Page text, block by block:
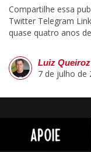
Compartilhe essa
Twitter Telegram
quase quatro anos
Luiz Queiroz
7 de julho de